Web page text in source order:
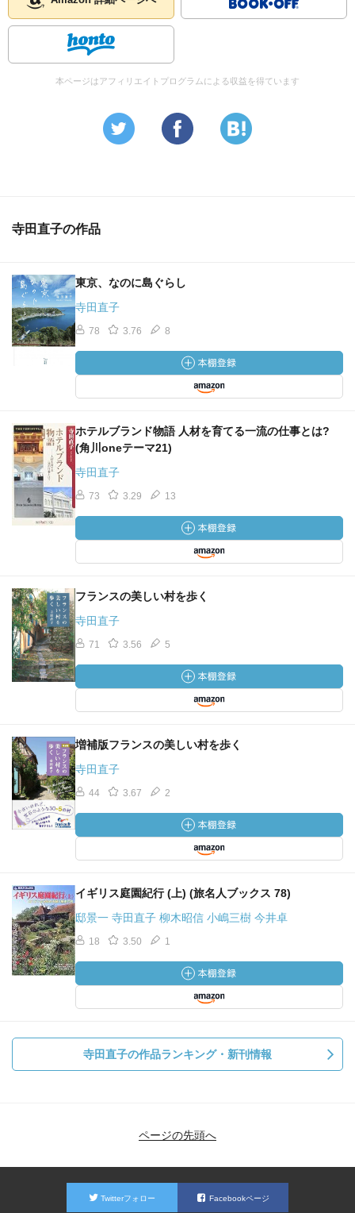
本ページはアフィリエイトプログラムによる収益を得ています
寺田直子の作品
東京、なのに島ぐらし
寺田直子
78 3.76 8
ホテルブランド物語 人材を育てる一流の仕事とは?
(角川oneテーマ21)
寺田直子
73 3.29 13
フランスの美しい村を歩く
寺田直子
71 3.56 5
増補版フランスの美しい村を歩く
寺田直子
44 3.67 2
イギリス庭園紀行 (上) (旅名人ブックス 78)
邸景一 寺田直子 柳木昭信 小嶋三樹 今井卓
18 3.50 1
寺田直子の作品ランキング・新刊情報
ページの先頭へ
Twitterフォロー Facebookページ